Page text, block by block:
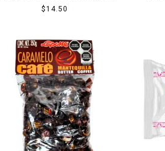
rellenos sabor piña con
$14.50